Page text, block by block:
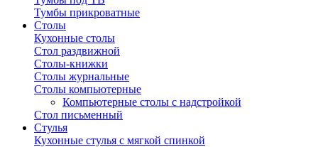
Тумбы прикроватные
Столы
Кухонные столы
Стол раздвижной
Столы-книжки
Столы журнальные
Столы компьютерные
Компьютерные столы с надстройкой
Стол письменный
Стулья
Кухонные стулья с мягкой спинкой